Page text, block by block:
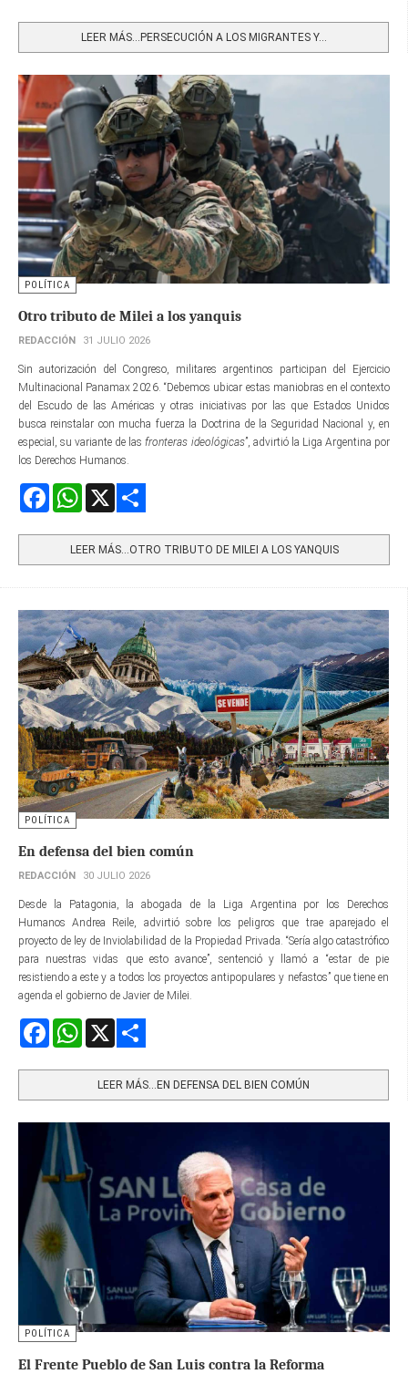
LEER MÁS…PERSECUCIÓN A LOS MIGRANTES Y...
POLÍTICA
Otro tributo de Milei a los yanquis
REDACCIÓN 31 JULIO 2026
Sin autorización del Congreso, militares argentinos participan del Ejercicio
Multinacional Panamax 2026. “Debemos ubicar estas maniobras en el contexto
del Escudo de las Américas y otras iniciativas por las que Estados Unidos
busca reinstalar con mucha fuerza la Doctrina de la Seguridad Nacional y, en
especial, su variante de lasfronteras ideológicas”, advirtió la Liga Argentina por
los Derechos Humanos.
FacebookWhatsApp
LEER MÁS…OTRO TRIBUTO DE MILEI A LOS YANQUIS
POLÍTICA
En defensa del bien común
REDACCIÓN 30 JULIO 2026
Desde la Patagonia, la abogada de la Liga Argentina por los Derechos
Humanos Andrea Reile, advirtió sobre los peligros que trae aparejado el
proyecto de ley de Inviolabilidad de la Propiedad Privada. “Sería algo catastrófico
para nuestras vidas que esto avance”, sentenció y llamó a “estar de pie
resistiendo a este y a todos los proyectos antipopulares y nefastos” que tiene en
agenda el gobierno de Javier de Milei.
FacebookWhatsApp
LEER MÁS…EN DEFENSA DEL BIEN COMÚN
POLÍTICA
El Frente Pueblo de San Luis contra la Reforma